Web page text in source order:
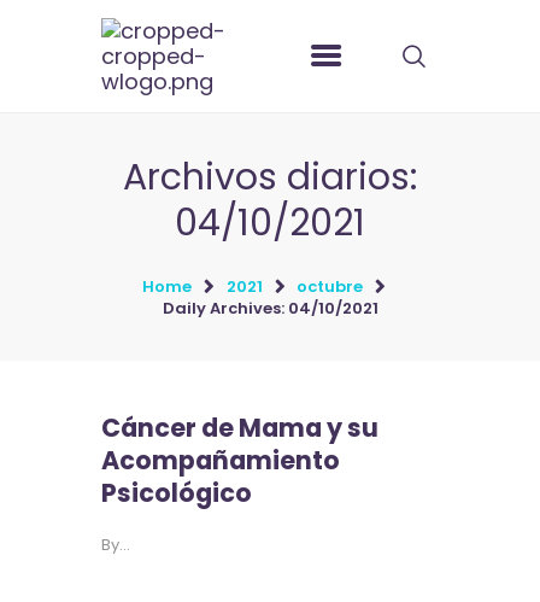
Archivos diarios:
04/10/2021
Home 2021
octubre
Daily Archives: 04/10/2021
Cáncer de Mama y su
Acompañamiento
Psicológico
By…